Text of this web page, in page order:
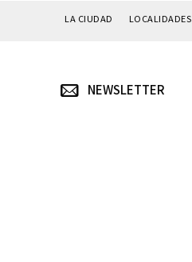
LA CIUDAD LOCALIDADES
NEWSLETTER